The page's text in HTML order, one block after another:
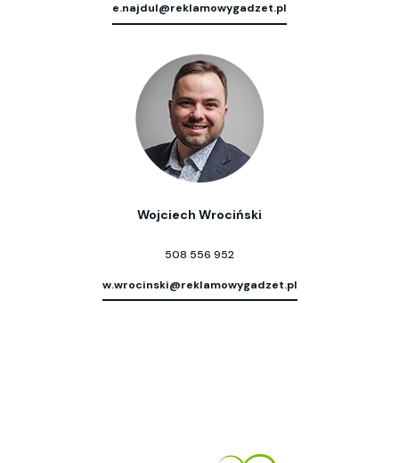
e.najdul@reklamowygadzet.pl
Wojciech Wrociński
508 556 952
w.wrocinski@reklamowygadzet.pl